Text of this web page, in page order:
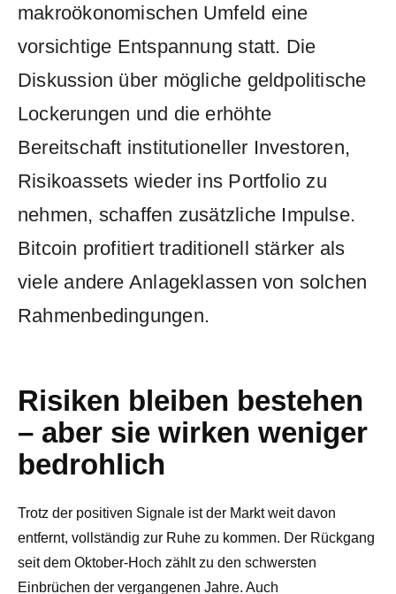
makroökonomischen Umfeld eine
vorsichtige Entspannung statt. Die
Diskussion über mögliche geldpolitische
Lockerungen und die erhöhte
Bereitschaft institutioneller Investoren,
Risikoassets wieder ins Portfolio zu
nehmen, schaffen zusätzliche Impulse.
Bitcoin profitiert traditionell stärker als
viele andere Anlageklassen von solchen
Rahmenbedingungen.
Risiken bleiben bestehen
– aber sie wirken weniger
bedrohlich
Trotz der positiven Signale ist der Markt weit davon
entfernt, vollständig zur Ruhe zu kommen. Der Rückgang
seit dem Oktober-Hoch zählt zu den schwersten
Einbrüchen der vergangenen Jahre. Auch